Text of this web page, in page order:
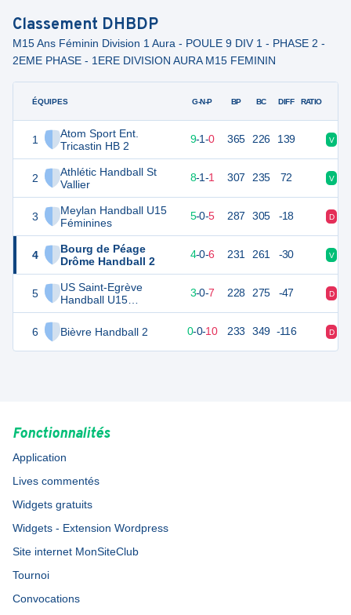
Classement DHBDP
M15 Ans Féminin Division 1 Aura - POULE 9 DIV 1 - PHASE 2 -
2EME PHASE - 1ERE DIVISION AURA M15 FEMININ
ÉQUIPES
1
Atom Sport Ent.
Tricastin HB 2
2
Athlétic Handball St
Vallier
3
Meylan Handball U15
Féminines
4
Bourg de Péage
Drôme Handball 2
5
US Saint-Egrève
Handball U15
Féminines
6
Bièvre Handball 2
G-N-P BP BC DIFF RATIO
29 9-1-0 365 226 139 V
27 8-1-1 307 235 72 V
20 10 5-0-5 287 305 -18 D
18 4-0-6 231 261 -30 V
16 3-0-7 228 275 -47 D
10 0-0-10 233 349 -116 D
Fonctionnalités
Application
Lives commentés
Widgets gratuits
Widgets - Extension Wordpress
Site internet MonSiteClub
Tournoi
Convocations